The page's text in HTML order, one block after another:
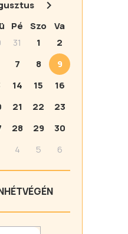
Pé Szo
Va
31 1
2
7 8
9
14 15
16
21 22
23
28 29
30
4 5 6
HÉTVÉGÉN